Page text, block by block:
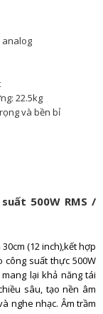
analog
22.5kg
và bền bỉ
500W RMS /
(12 inch),kết hợp
công suất thực 500W
lại khả năng tái
sâu, tạo nền âm
nghe nhạc. Âm trầm